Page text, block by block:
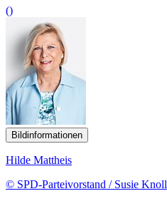
()
Bildinformationen
Hilde Mattheis
© SPD-Parteivorstand / Susie Knoll